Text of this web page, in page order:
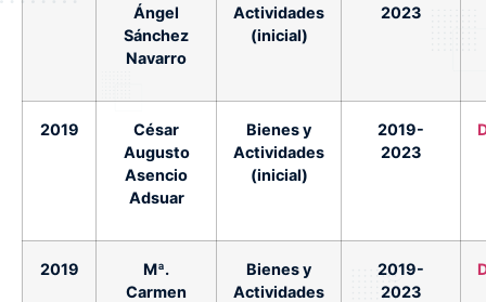
Ángel
Sánchez
Navarro
Actividades
(inicial)
2023
2019
César
Augusto
Asencio
Adsuar
Bienes y
Actividades
(inicial)
2019-
2023
2019
Mª.
Carmen
Bienes y
Actividades
2019-
2023